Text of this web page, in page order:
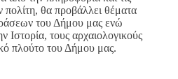
πολίτη, θα προβάλλει θέματα
του Δήμου μας ενώ
Ιστορία, τους αρχαιολογικούς
πλούτο του Δήμου μας.